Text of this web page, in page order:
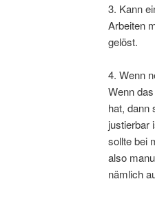
3. Kann
Arbeiten
gelöst.
4. Wenn
Wenn
hat, dann
justierbar
sollte bei
also
nämlich